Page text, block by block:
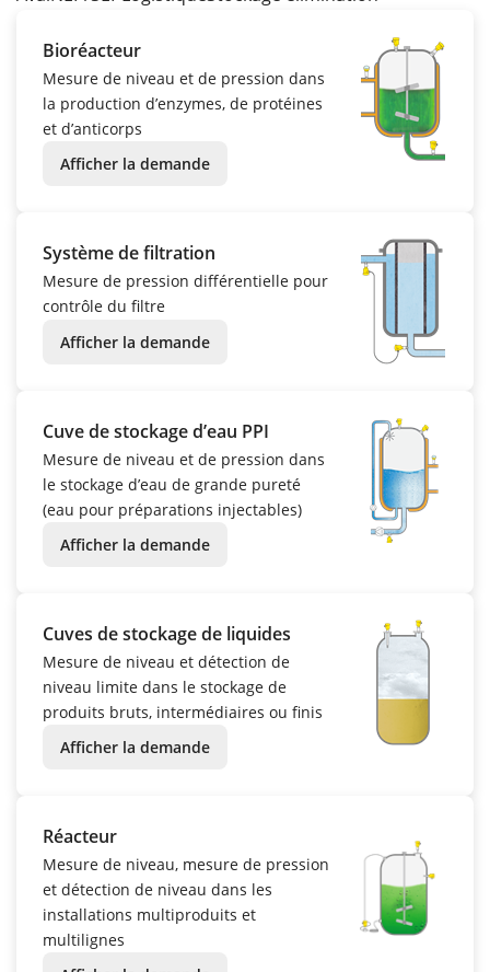
Bioréacteur
Mesure de niveau et de pression dans
la production d’enzymes, de protéines
et d’anticorps
Afficher la demande
Système de filtration
Mesure de pression différentielle pour
contrôle du filtre
Afficher la demande
Cuve de stockage d’eau PPI
Mesure de niveau et de pression dans
le stockage d’eau de grande pureté
(eau pour préparations injectables)
Afficher la demande
Cuves de stockage de liquides
Mesure de niveau et détection de
niveau limite dans le stockage de
produits bruts, intermédiaires ou finis
Afficher la demande
Réacteur
Mesure de niveau, mesure de pression
et détection de niveau dans les
installations multiproduits et
multilignes